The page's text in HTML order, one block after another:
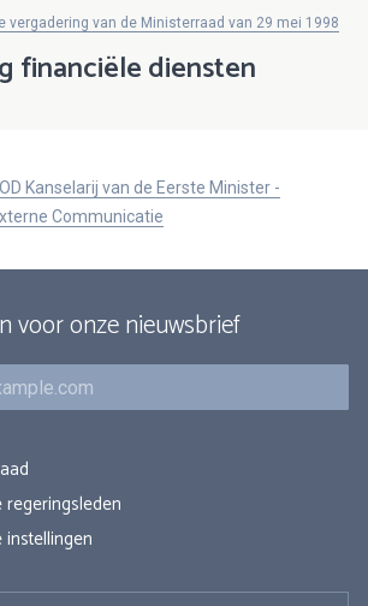
vergadering van de Ministerraad van 29 mei 1998
financiële diensten
Kanselarij van de Eerste Minister -
Communicatie
voor onze nieuwsbrief
regeringsleden
instellingen